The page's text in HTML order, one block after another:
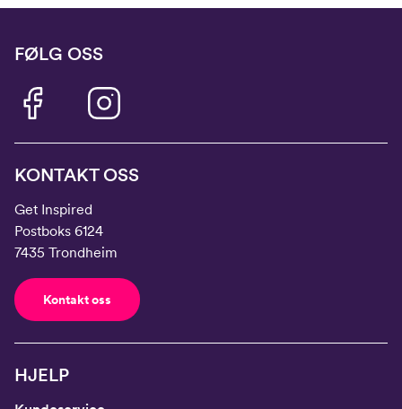
FØLG OSS
KONTAKT OSS
Get Inspired
Postboks 6124
7435 Trondheim
Kontakt oss
HJELP